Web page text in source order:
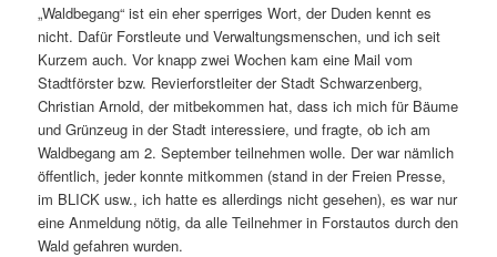
„Waldbegang“ ist ein eher sper­riges Wort, der Duden kennt es
nicht. Dafür Forstleute und Verwaltungsmenschen, und ich seit
Kurzem auch. Vor knapp zwei Wochen kam eine Mail vom
Stadtförster bzw. Revierforstleiter der Stadt Schwarzenberg,
Christian Arnold, der mitbe­kommen hat, dass ich mich für Bäume
und Grünzeug in der Stadt inter­es­siere, und fragte, ob ich am
Waldbegang am 2. September teil­nehmen wolle. Der war nämlich
öffent­lich, jeder konnte mitkommen (stand in der Freien Presse,
im BLICK usw., ich hatte es aller­dings nicht gesehen), es war nur
eine Anmeldung nötig, da alle Teilnehmer in Forstautos durch den
Wald gefahren wurden.